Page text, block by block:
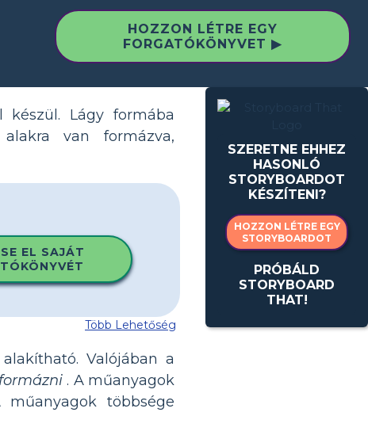
HOZZON LÉTRE EGY
FORGATÓKÖNYVET ▶
SZERETNE EHHEZ
HASONLÓ
STORYBOARDOT
KÉSZÍTENI?
HOZZON LÉTRE EGY
STORYBOARDOT
PRÓBÁLD
STORYBOARD
THAT!
Lágy formába
van formázva,
EL SAJÁT
Több Lehetőség
Valójában a
formázni. A műanyagok
többsége